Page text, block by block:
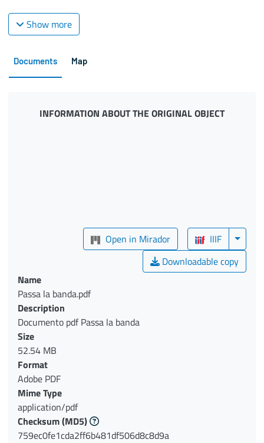
Show more
Documents Map
INFORMATION ABOUT THE ORIGINAL OBJECT
Open in Mirador
IIIF
Downloadable copy
Name
Passa la banda.pdf
Description
Documento pdf Passa la banda
Size
52.54 MB
Format
Adobe PDF
Mime Type
application/pdf
Checksum(MD5)
759ec0fe1cda2ff6b481df506d8c8d9a